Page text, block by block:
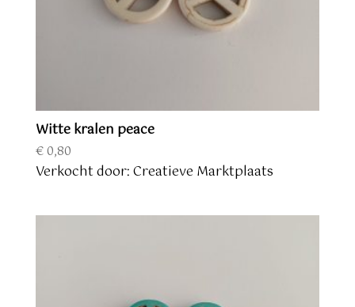
Witte kralen peace
€0,80
Verkocht door: Creatieve Marktplaats